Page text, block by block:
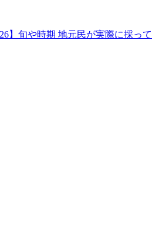
】旬や時期 地元民が実際に採って